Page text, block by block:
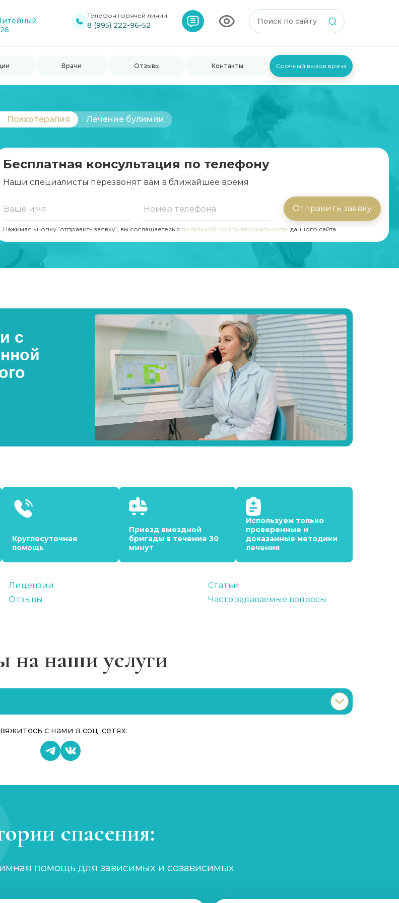
Телефон горячей линии:
8 (995) 222-96-52
Врачи Отзывы Контакты Срочный вызов врача
Психотерапия Лечение булимии
Бесплатная консультация по телефону
Наши специалисты перезвонят вам в ближайшее время
Отправить заявку
Нажимая кнопку “отправить заявку”, вы соглашаетесь с политикой конфиденциальности данного сайта
с
Круглосуточная
помощь
Приезд выездной
бригады в течение 30
минут
Используем только
проверенные и
доказанные методики
лечения
Лицензии
Отзывы
Статьи
Часто задаваемые вопросы
на наши услуги
с нами в соц. сетях:
спасения:
помощь для зависимых и созависимых